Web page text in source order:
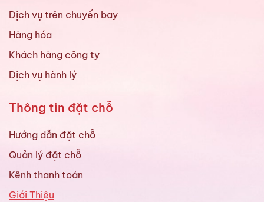
Dịch vụ trên chuyến bay
Hàng hóa
Khách hàng công ty
Dịch vụ hành lý
Thông tin đặt chỗ
Hướng dẫn đặt chỗ
Quản lý đặt chỗ
Kênh thanh toán
Giới Thiệu